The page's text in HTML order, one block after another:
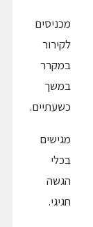
מכניסים
לקירור
במקרר
במשך
כשעתיים.
מגישים
בכלי
הגשה
חגיגי.